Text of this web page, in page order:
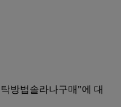
방법솔라나구매
에 대